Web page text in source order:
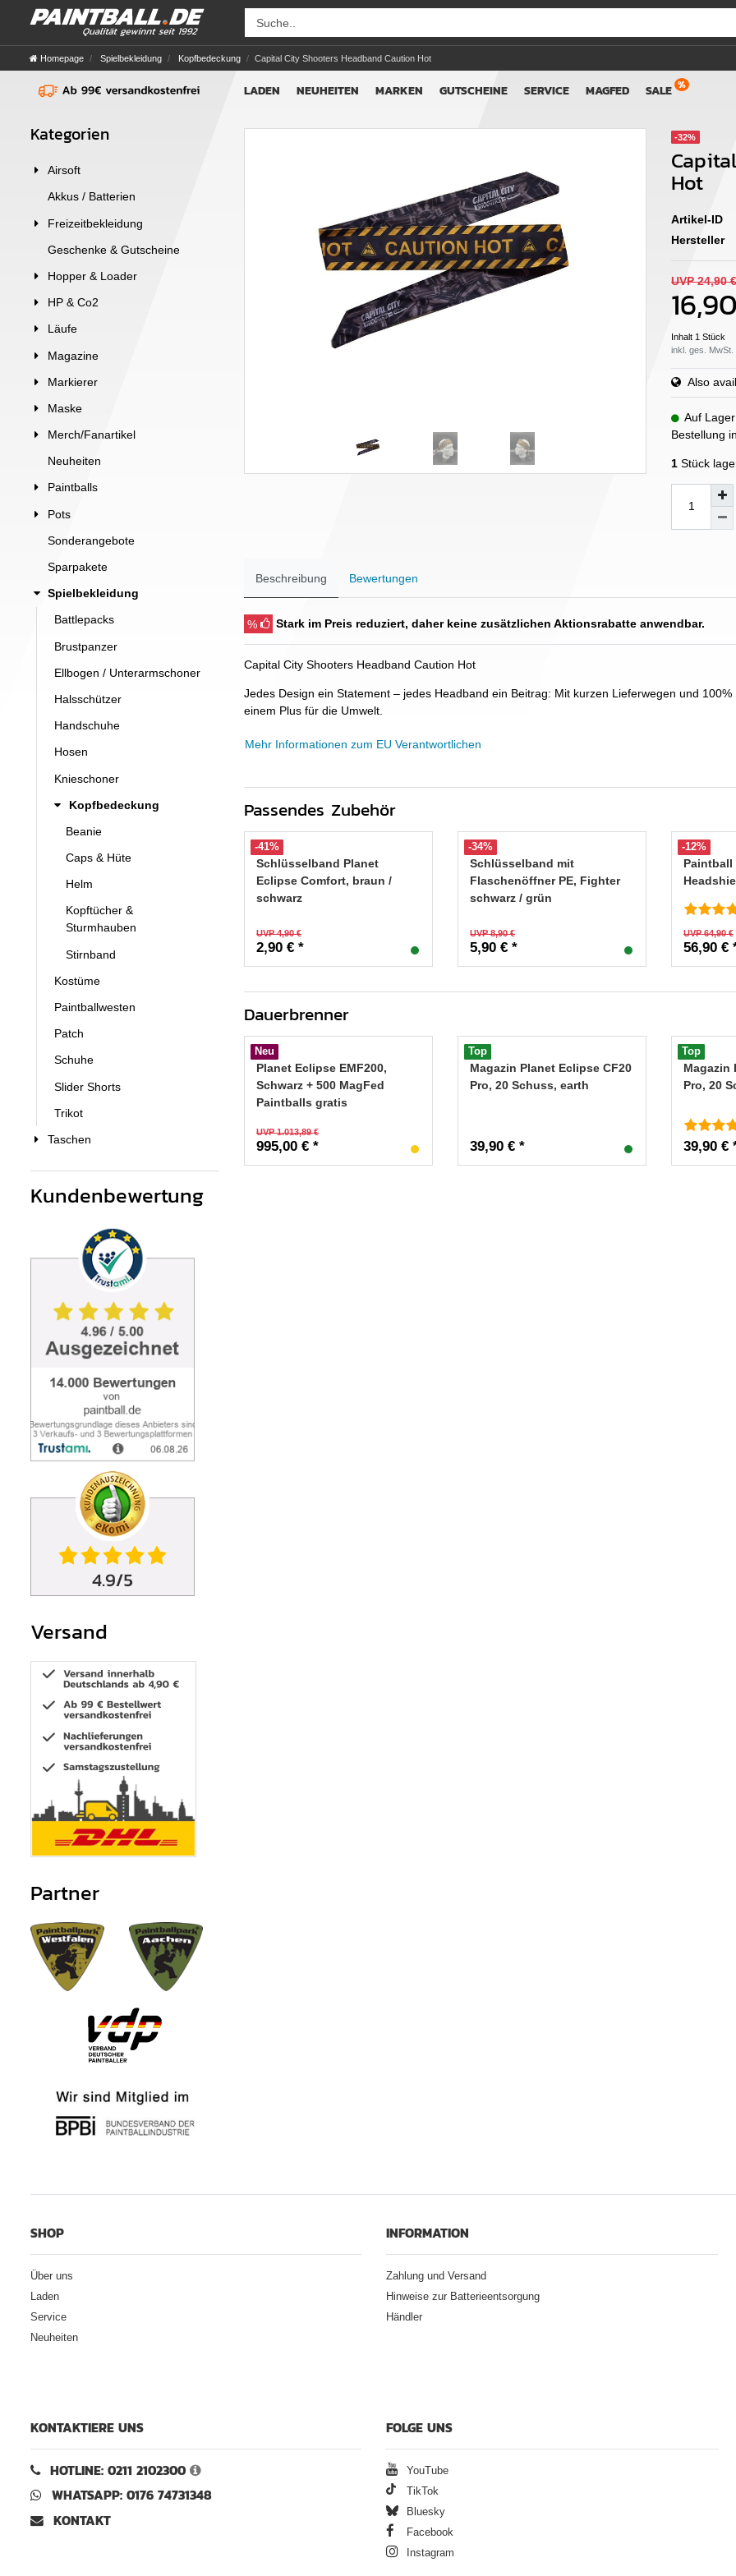
Homepage Spielbekleidung Kopfbedeckung Capital City Shooters Headband Caution Hot
LADEN NEUHEITEN MARKEN GUTSCHEINE SERVICE MAGFED SALE
Kategorien
Airsoft
Akkus / Batterien
Freizeitbekleidung
Geschenke & Gutscheine
Hopper & Loader
HP & Co2
Läufe
Magazine
Markierer
Maske
Merch/Fanartikel
Neuheiten
Paintballs
Pots
Sonderangebote
Sparpakete
Spielbekleidung
Battlepacks
Brustpanzer
Ellbogen / Unterarmschoner
Halsschützer
Handschuhe
Hosen
Knieschoner
Kopfbedeckung
Beanie
Caps & Hüte
Helm
Kopftücher &
Sturmhauben
Stirnband
Kostüme
Paintballwesten
Patch
Schuhe
Slider Shorts
Trikot
Taschen
Kundenbewertung
Versand
Partner
-32%
Hot
Artikel-ID
Hersteller
UVP 24,90 €
Inhalt 1 Stück
inkl. ges. MwSt.
Also
Auf
Bestellung
1 Stück
Beschreibung Bewertungen
% Stark im Preis reduziert, daher keine zusätzlichen Aktionsrabatte anwendbar.
Capital City Shooters Headband Caution Hot
Jedes Design ein Statement – jedes Headband ein Beitrag: Mit kurzen Lieferwegen und
einem Plus für die Umwelt.
Mehr Informationen zum EU Verantwortlichen
Passendes Zubehör
-41%
Schlüsselband Planet
Eclipse Comfort, braun /
schwarz
UVP 4,90 €
2,90 € *
-34%
Schlüsselband mit
Flaschenöffner PE, Fighter
schwarz / grün
UVP 8,90 €
5,90 € *
-12%
Paintball
UVP 64,90 €
56,90 €
Dauerbrenner
Neu
Planet Eclipse EMF200,
Schwarz + 500 MagFed
Paintballs gratis
UVP 1.013,89 €
995,00 € *
Top
Magazin Planet Eclipse CF20
Pro, 20 Schuss, earth
39,90 € *
Top
Magazin
Pro, 20
39,90 €
SHOP
Über uns
Laden
Service
Neuheiten
INFORMATION
Zahlung und Versand
Hinweise zur Batterieentsorgung
Händler
KONTAKTIERE UNS
HOTLINE: 0211 2102300
WHATSAPP: 0176 74731348
KONTAKT
FOLGE UNS
YouTube
TikTok
Bluesky
Facebook
Instagram